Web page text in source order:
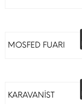
MOSFED FUARI
KARAVANİST